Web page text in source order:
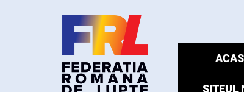
SITEUL